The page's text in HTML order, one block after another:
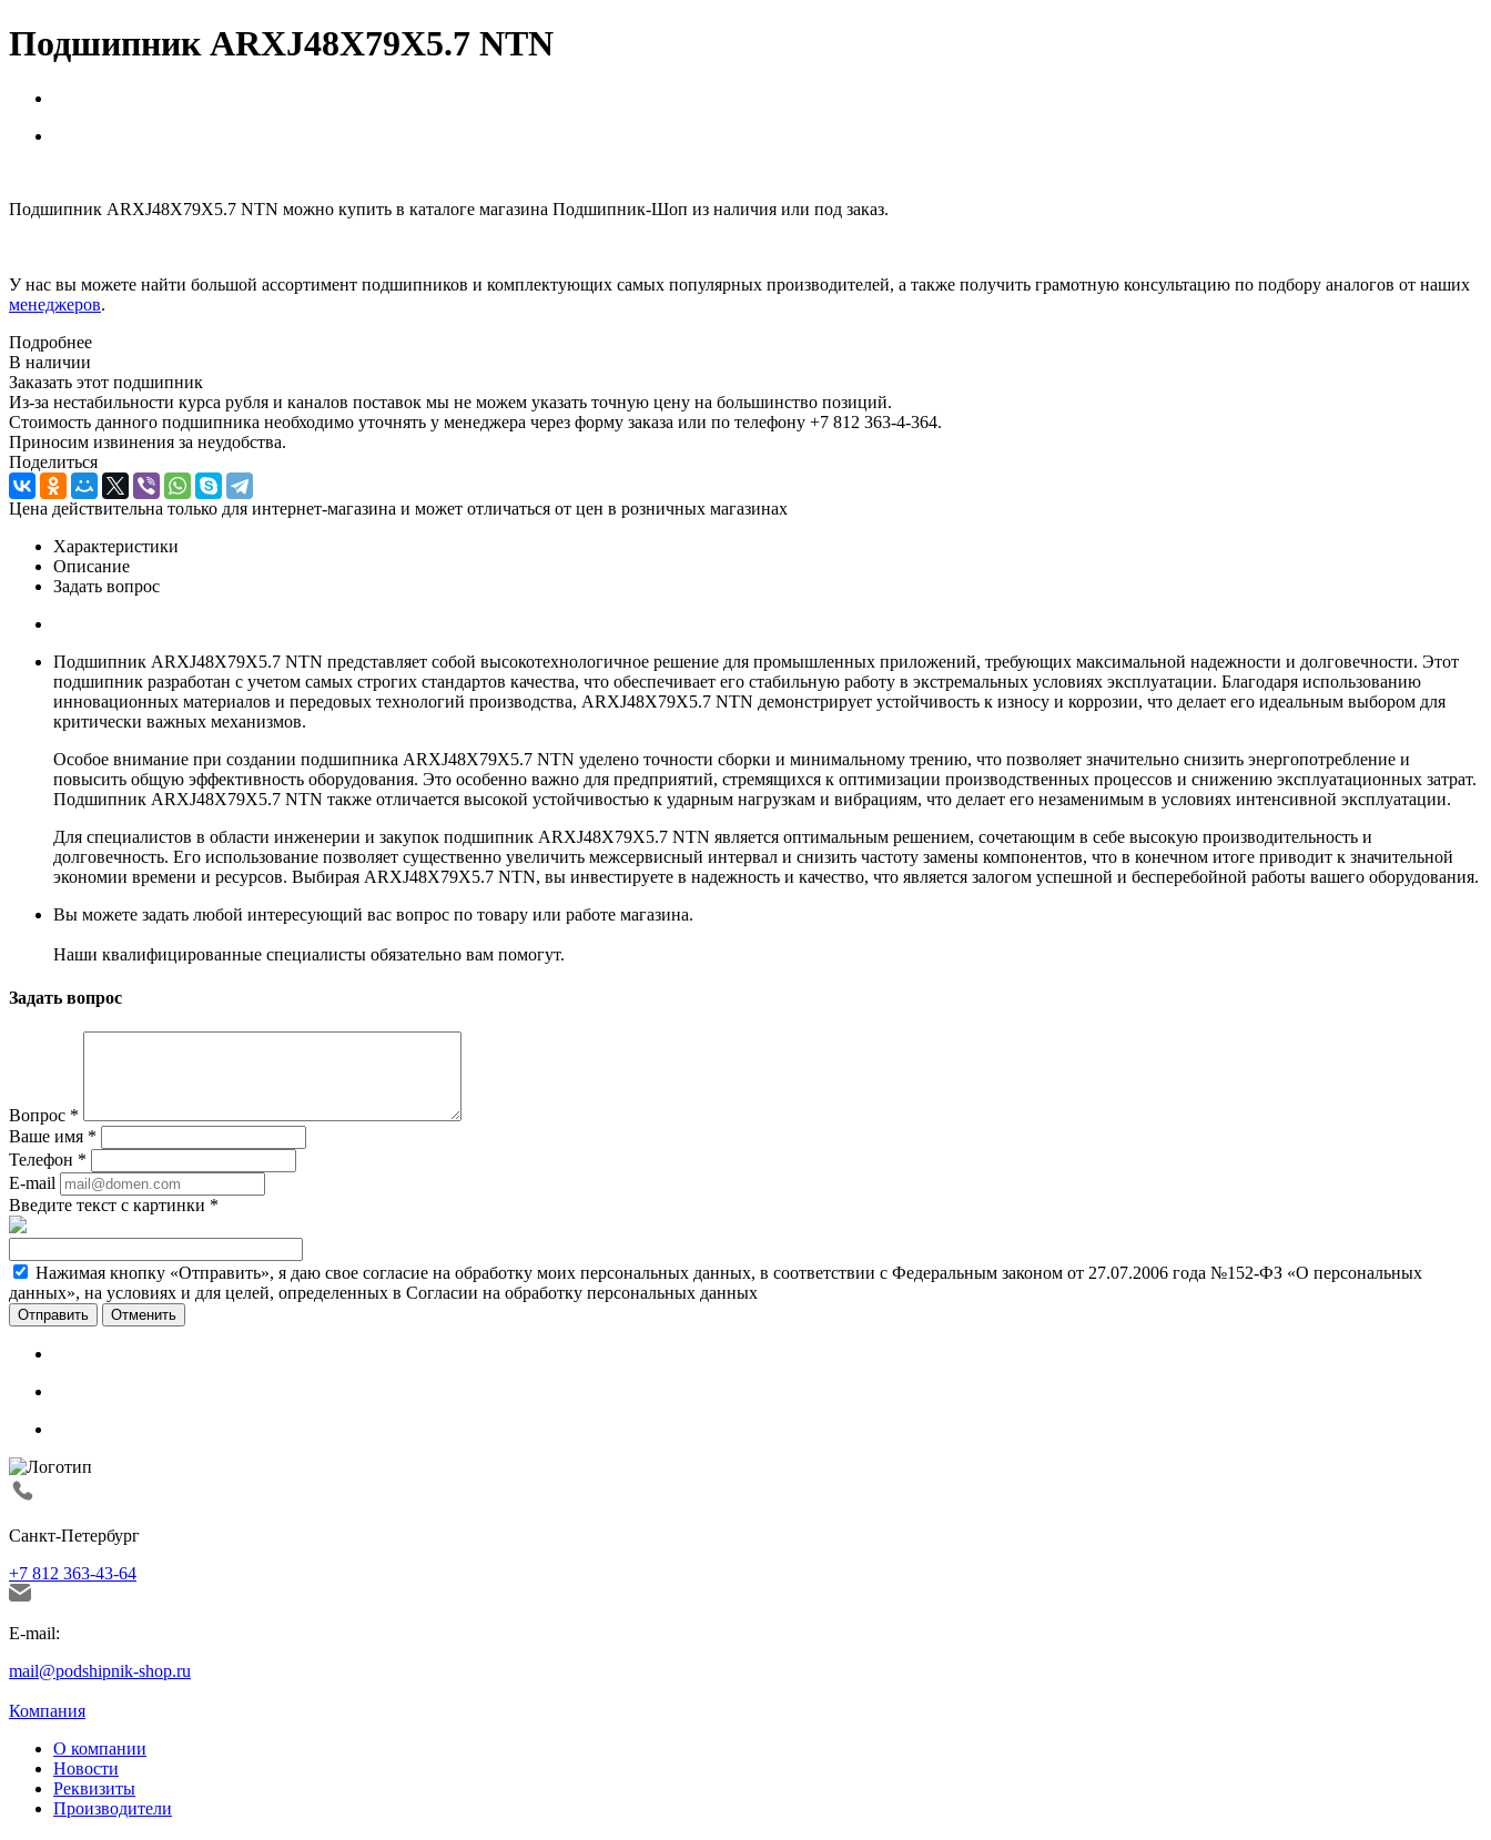
Подшипник ARXJ48X79X5.7 NTN
Подшипник ARXJ48X79X5.7 NTN можно купить в каталоге магазина Подшипник-Шоп из наличия или под заказ.
У нас вы можете найти большой ассортимент подшипников и комплектующих самых популярных производителей, а также получить грамотную консультацию по подбору аналогов от наших
менеджеров.
Подробнее
В наличии
Заказать этот подшипник
Из-за нестабильности курса рубля и каналов поставок мы не можем указать точную цену на большинство позиций.
Стоимость данного подшипника необходимо уточнять у менеджера через форму заказа или по телефону +7 812 363-4-364.
Приносим извинения за неудобства.
Поделиться
Цена действительна только для интернет-магазина и может отличаться от цен в розничных магазинах
Характеристики
Описание
Задать вопрос
Подшипник ARXJ48X79X5.7 NTN представляет собой высокотехнологичное решение для промышленных приложений, требующих максимальной надежности и долговечности. Этот
подшипник разработан с учетом самых строгих стандартов качества, что обеспечивает его стабильную работу в экстремальных условиях эксплуатации. Благодаря использованию
инновационных материалов и передовых технологий производства, ARXJ48X79X5.7 NTN демонстрирует устойчивость к износу и коррозии, что делает его идеальным выбором для
критически важных механизмов.
Особое внимание при создании подшипника ARXJ48X79X5.7 NTN уделено точности сборки и минимальному трению, что позволяет значительно снизить энергопотребление и
повысить общую эффективность оборудования. Это особенно важно для предприятий, стремящихся к оптимизации производственных процессов и снижению эксплуатационных затрат.
Подшипник ARXJ48X79X5.7 NTN также отличается высокой устойчивостью к ударным нагрузкам и вибрациям, что делает его незаменимым в условиях интенсивной эксплуатации.
Для специалистов в области инженерии и закупок подшипник ARXJ48X79X5.7 NTN является оптимальным решением, сочетающим в себе высокую производительность и
долговечность. Его использование позволяет существенно увеличить межсервисный интервал и снизить частоту замены компонентов, что в конечном итоге приводит к значительной
экономии времени и ресурсов. Выбирая ARXJ48X79X5.7 NTN, вы инвестируете в надежность и качество, что является залогом успешной и бесперебойной работы вашего оборудования.
Вы можете задать любой интересующий вас вопрос по товару или работе магазина.
Наши квалифицированные специалисты обязательно вам помогут.
Задать вопрос
Вопрос *
Ваше имя *
Телефон *
E-mail
Введите текст с картинки *
Нажимая кнопку «Отправить», я даю свое согласие на обработку моих персональных данных, в соответствии с Федеральным законом от 27.07.2006 года №152-ФЗ «О персональных
данных», на условиях и для целей, определенных в Согласии на обработку персональных данных
Отменить
Санкт-Петербург
+7 812 363-43-64
E-mail:
mail@podshipnik-shop.ru
Компания
О компании
Новости
Реквизиты
Производители